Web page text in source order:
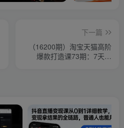
下一篇
（16200期）淘宝天猫高阶
爆款打造课73期：7天爆